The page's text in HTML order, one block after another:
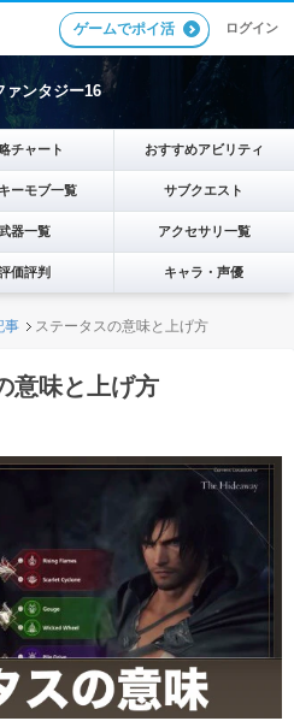
ゲームでポイ活 ログイン
ァンタジー16
チャート おすすめアビリティ
ーモブ一覧 サブクエスト
器一覧 アクセサリ一覧
価評判 キャラ・声優
事 ステータスの意味と上げ方
意味と上げ方